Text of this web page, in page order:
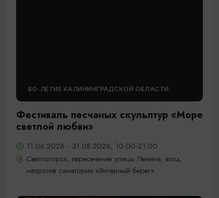
80-ЛЕТИЕ КАЛИНИНГРАДСКОЙ ОБЛАСТИ
Фестиваль песчаных скульптур «Море
светлой любви»
11.06.2026 - 31.08.2026, 10:00-21:00
Светлогорск, пересечение улицы Ленина, вход
напротив санатория «Янтарный берег»